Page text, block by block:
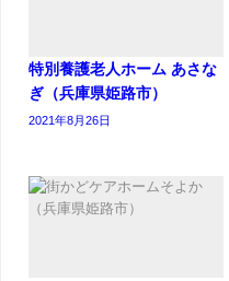
特別養護老人ホーム あさな
ぎ（兵庫県姫路市）
2021年8月26日